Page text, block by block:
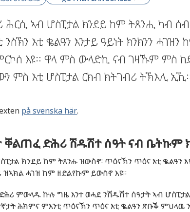
ሕርሲ ኣብ ሆስፒታል ክንደይ ከም ትጸንሒ ካብ ሰብ
ንስኽን እቲ ቈልዓን እንታይ ዓይነት ክንክንን
እዩ። ዋላ ምስ ውላድኪ ናብ ገዛኹም ምስ
ምስ እቲ ሆስፒታል ርክብ ክትገብሪ ትኽእሊ
på svenska här.
ቐልጠፈ ድሕሪ ሽዱሽተ ሰዓት ናብ ቤትኩም
ክንደይ ከም ትጸንሑ ዝውስኖ፡ ጥዕናኽን ጥዕና እቲ ቈልዓን
ዝኣክል ሓገዝ ከም ዘድልየኩም ይውስኖ እዩ።
ምውላዱ ኵሉ ግዜ እንተ ወሓደ ንሽዱሽተ ሰዓታት ኣብ ሆስፒታል
ሕክምና ምእንቲ ጥዕናኽን ጥዕና እቲ ቈልዓን ጽቡቕ ምህላዉ